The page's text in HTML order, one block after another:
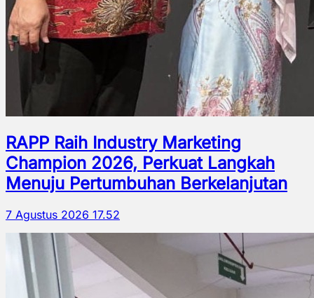
RAPP Raih Industry Marketing
Champion 2026, Perkuat Langkah
Menuju Pertumbuhan Berkelanjutan
7 Agustus 2026 17.52